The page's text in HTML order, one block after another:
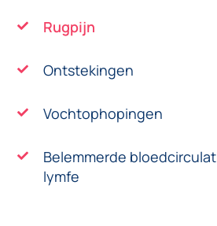
Rugpijn
Ontstekingen
Vochtophopingen
Belemmerde
lymfe